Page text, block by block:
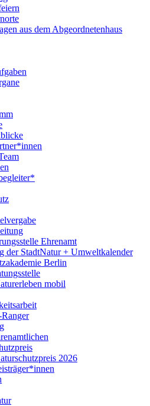
aus dem Abgeordnetenhaus
Ehrenamt
der StadtNatur + Umweltkalender
Berlin
mobil
Ranger
2026